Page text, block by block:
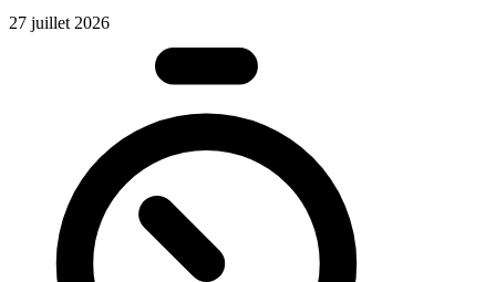
27 juillet 2026